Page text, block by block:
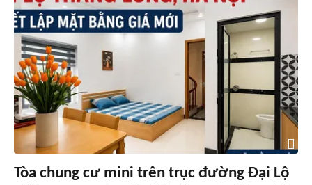
Tòa chung cư mini trên trục đường Đại Lộ